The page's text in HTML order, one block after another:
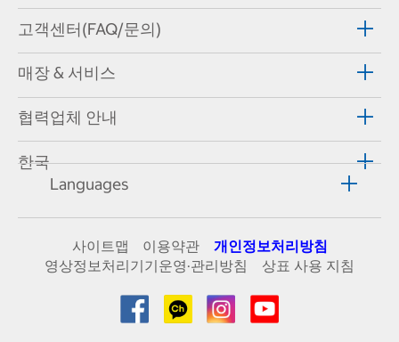
고객센터(FAQ/문의)
매장 & 서비스
협력업체 안내
한국
Languages
사이트맵 이용약관
개인정보처리방침
영상정보처리기기운영·관리방침
상표 사용 지침